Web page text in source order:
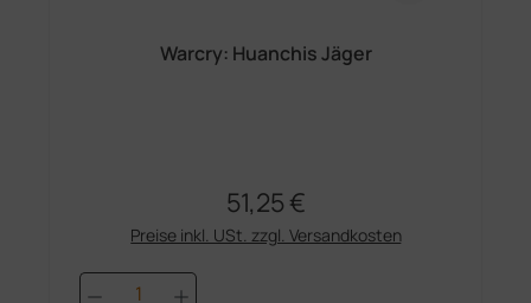
Warcry: Huanchis Jäger
Regulärer Preis:
51,25 €
Preise inkl. USt. zzgl. Versandkosten
Produkt Anzahl: Gib den